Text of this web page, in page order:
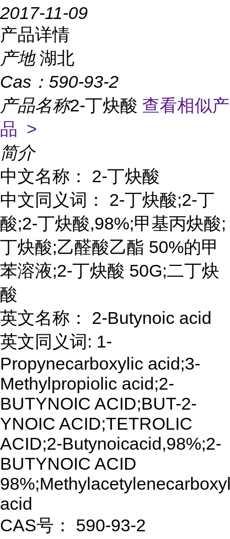
2017-11-09
产品详情
产地 湖北
Cas： 590-93-2
产品名称2-丁炔酸 查看相似产
品 >
简介
中文名称： 2-丁炔酸
中文同义词： 2-丁炔酸;2-丁
酸;2-丁炔酸,98%;甲基丙炔酸;
丁炔酸;乙醛酸乙酯 50%的甲
苯溶液;2-丁炔酸 50G;二丁炔
酸
英文名称： 2-Butynoic acid
英文同义词: 1-
Propynecarboxylic acid;3-
Methylpropiolic acid;2-
BUTYNOIC ACID;BUT-2-
YNOIC ACID;TETROLIC
ACID;2-Butynoicacid,98%;2-
BUTYNOIC ACID
acid
CAS号： 590-93-2